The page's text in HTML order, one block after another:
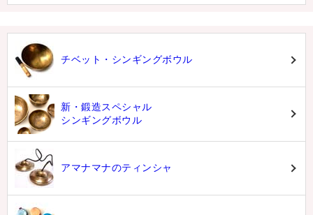
チベット・シンギングボウル
新・鍛造スペシャル
シンギングボウル
アマナマナのティンシャ